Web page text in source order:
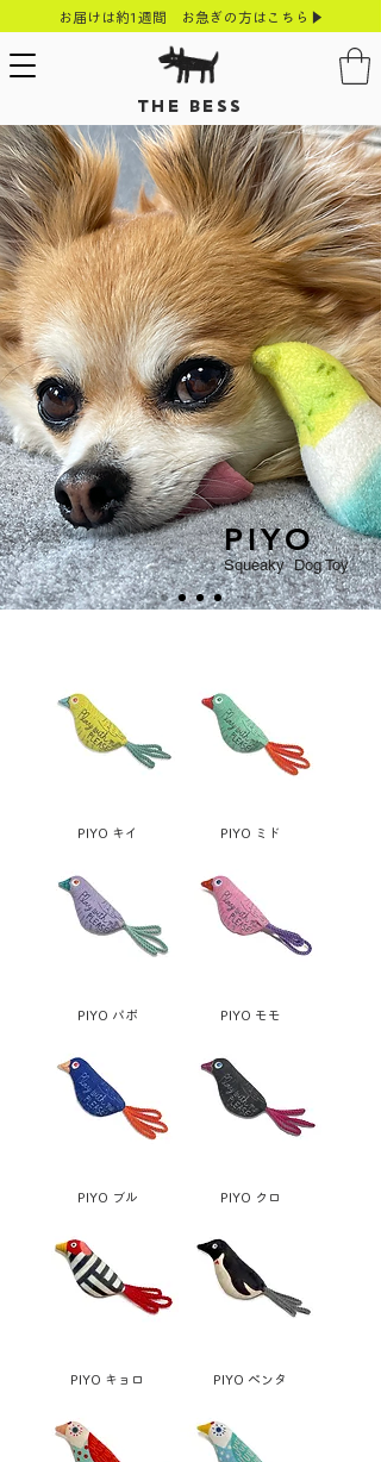
お届けは約1週間 お急ぎの方はこちら▶
THE BESS
PIYO
Squeaky Dog Toy
PIYO キイ PIYO ミド
PIYO パポ PIYO モモ
PIYO ブル PIYO クロ
PIYO キョロ PIYO ペンタ